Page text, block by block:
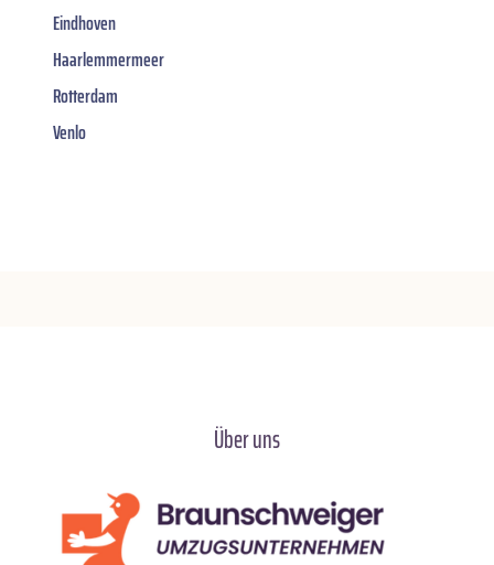
Eindhoven
Haarlemmermeer
Rotterdam
Venlo
Über uns